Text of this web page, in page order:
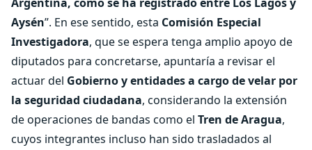
Aysén”. En ese sentido, esta Comisión Especial
Investigadora, que se espera tenga amplio apoyo de
diputados para concretarse, apuntaría a revisar el
actuar del Gobierno y entidades a cargo de velar por
la seguridad ciudadana, considerando la extensión
de operaciones de bandas como el Tren de Aragua,
cuyos integrantes incluso han sido trasladados al